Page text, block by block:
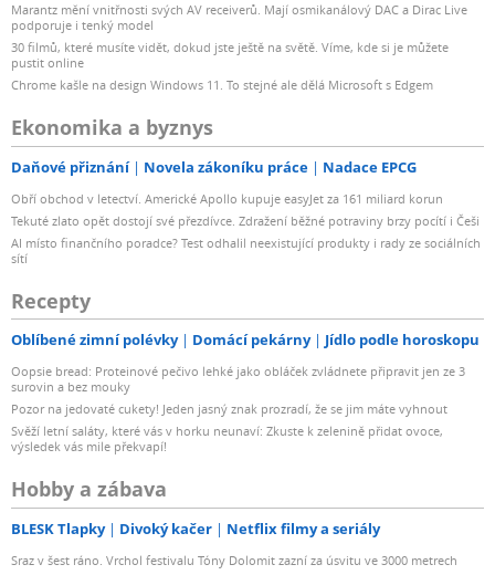
Marantz mění vnitřnosti svých AV receiverů. Mají osmikanálový DAC a Dirac Live
podporuje i tenký model
30 filmů, které musíte vidět, dokud jste ještě na světě. Víme, kde si je můžete
pustit online
Chrome kašle na design Windows 11. To stejné ale dělá Microsoft s Edgem
Ekonomika a byznys
Daňové přiznání Novela zákoníku práce Nadace EPCG
Obří obchod v letectví. Americké Apollo kupuje easyJet za 161 miliard korun
Tekuté zlato opět dostojí své přezdívce. Zdražení běžné potraviny brzy pocítí i Češi
AI místo finančního poradce? Test odhalil neexistující produkty i rady ze sociálních
sítí
Recepty
Oblíbené zimní polévky Domácí pekárny Jídlo podle horoskopu
Oopsie bread: Proteinové pečivo lehké jako obláček zvládnete připravit jen ze 3
surovin a bez mouky
Pozor na jedovaté cukety! Jeden jasný znak prozradí, že se jim máte vyhnout
Svěží letní saláty, které vás v horku neunaví: Zkuste k zelenině přidat ovoce,
výsledek vás mile překvapí!
Hobby a zábava
BLESK Tlapky Divoký kačer Netflix filmy a seriály
Sraz v šest ráno. Vrchol festivalu Tóny Dolomit zazní za úsvitu ve 3000 metrech